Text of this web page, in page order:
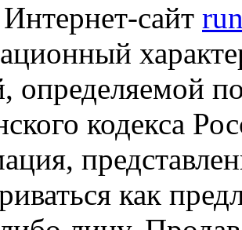
сайт
определяемой
кодекса
как